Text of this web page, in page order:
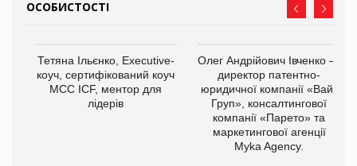
ОСОБИСТОСТІ
Тетяна Ільєнко, Executive-
коуч, сертифікований коуч
МСС ICF, ментор для
лідерів
Олег Андрійович Івченко —
директор патентно-
юридичної компанії «Вайз
Груп», консалтингової
компанії «Парето» та
маркетингової агенції
Myka Agency.